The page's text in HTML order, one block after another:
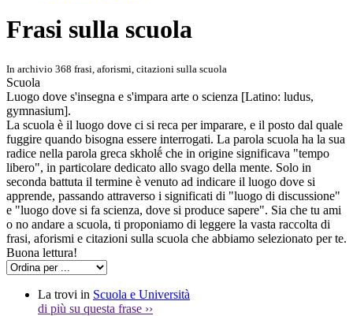
Frasi sulla scuola
In archivio 368 frasi, aforismi, citazioni sulla scuola
Scuola
Luogo dove s'insegna e s'impara arte o scienza [Latino: ludus,
gymnasium].
La scuola è il luogo dove ci si reca per imparare, e il posto dal quale
fuggire quando bisogna essere interrogati. La parola scuola ha la sua
radice nella parola greca skholḗ che in origine significava "tempo
libero", in particolare dedicato allo svago della mente. Solo in
seconda battuta il termine è venuto ad indicare il luogo dove si
apprende, passando attraverso i significati di "luogo di discussione"
e "luogo dove si fa scienza, dove si produce sapere". Sia che tu ami
o no andare a scuola, ti proponiamo di leggere la vasta raccolta di
frasi, aforismi e citazioni sulla scuola che abbiamo selezionato per te.
Buona lettura!
La trovi in Scuola e Università
di più su questa frase ››